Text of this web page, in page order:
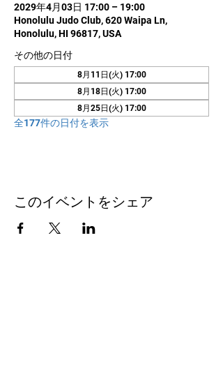
2029年4月03日 17:00 – 19:00
Honolulu Judo Club, 620 Waipa Ln,
Honolulu, HI 96817, USA
その他の日付
8月11日(火) 17:00
8月18日(火) 17:00
8月25日(火) 17:00
全177件の日付を表示
このイベントをシェア